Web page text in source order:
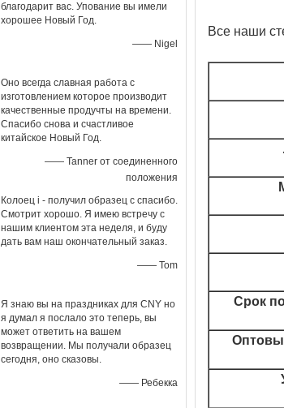
благодарит вас. Упование вы имели
хорошее Новый Год.
—— Nigel
Оно всегда славная работа с
изготовлением которое производит
качественные продучты на времени.
Спасибо снова и счастливое
китайское Новый Год.
—— Tanner от соединенного
положения
Колоец i - получил образец с спасибо.
Смотрит хорошо. Я имею встречу с
нашим клиентом эта неделя, и буду
дать вам наш окончательный заказ.
—— Tom
Я знаю вы на праздниках для CNY но
я думал я послало это теперь, вы
может ответить на вашем
возвращении. Мы получали образец
сегодня, оно сказовы.
—— Ребекка
Все наши
Срок